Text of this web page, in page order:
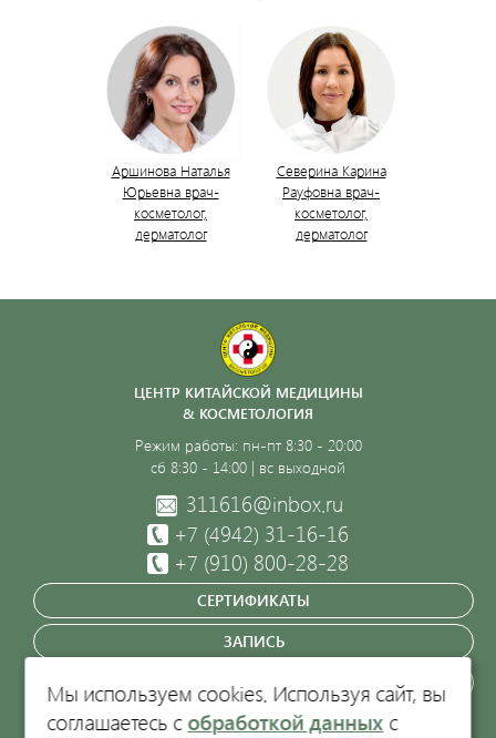
Аршинова Наталья
Юрьевна врач-
косметолог,
дерматолог
Северина Карина
Рауфовна врач-
косметолог,
дерматолог
ЦЕНТР КИТАЙСКОЙ МЕДИЦИНЫ
& КОСМЕТОЛОГИЯ
Режим работы: пн-пт 8:30 - 20:00
сб 8:30 - 14:00 | вс выходной
311616@inbox.ru
+7 (4942) 31-16-16
+7 (910) 800-28-28
СЕРТИФИКАТЫ
ЗАПИСЬ
ЗАКАЗАТЬ ЗВОНОК
Кострома, пр-т Текстильщиков, 47
Мы используем cookies. Используя сайт, вы
соглашаетесь с обработкой данных с